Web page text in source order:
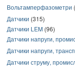
Вольтамперфазометри
Датчики (315)
Датчики LEM (96)
Датчики напруги,
Датчики напруги,
Датчики струму,